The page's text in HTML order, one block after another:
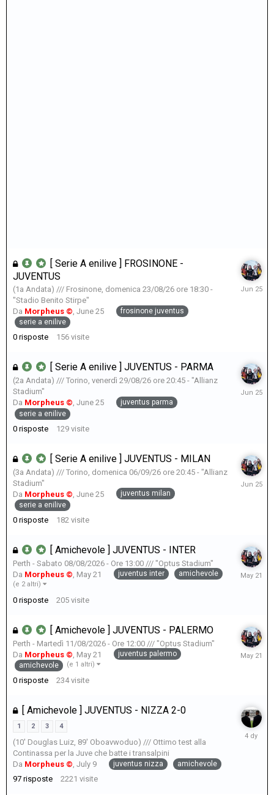
[ Serie A enilive ] FROSINONE -
JUVENTUS
(1a Andata) /// Frosinone, domenica 23/08/26 ore 18:30 -
"Stadio Benito Stirpe"
Da Morpheus ©, June 25
frosinone juventus
serie a enilive
0 risposte 156 visite
June
[ Serie A enilive ] JUVENTUS - PARMA
(2a Andata) /// Torino, venerdì 29/08/26 ore 20:45 - "Allianz
Stadium"
Da Morpheus ©, June 25
juventus parma
serie a enilive
0 risposte 129 visite
June
[ Serie A enilive ] JUVENTUS - MILAN
(3a Andata) /// Torino, domenica 06/09/26 ore 20:45 - "Allianz
Stadium"
Da Morpheus © June 25
juventus milan
serie a enilive
0 risposte 182 visite
June
[ Amichevole ] JUVENTUS - INTER
Perth - Sabato 08/08/2026 - Ore 13:00 /// "Optus Stadium"
Da Morpheus © May 21 juventus inter amichevole
(e 2 altri)
0 risposte 205 visite
May
[ Amichevole ] JUVENTUS - PALERMO
Perth - Martedì 11/08/2026 - Ore 12:00 /// "Optus Stadium"
Da Morpheus © May 21
juventus palermo
amichevole
(e 1 altri)
0 risposte 234 visite
May
[ Amichevole ] JUVENTUS - NIZZA 2-0
1 2 3 4
(10' Douglas Luiz, 89' Oboavwoduo) /// Ottimo test alla
Continassa per la Juve che batte i transalpini
Da Morpheus © July 9 juventus nizza amichevole
97 risposte 2221 visite